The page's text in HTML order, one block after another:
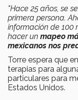
"Hace 25 años, se
primera persona.
información de 100
hacer un mapeo
mexicanos nos
Torre espera que
terapias para
particulares para
Estados Unidos.